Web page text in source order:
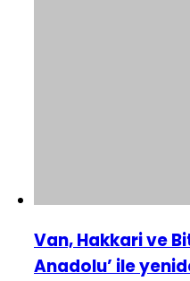
Van, Hakkari ve
Anadolu’ ile